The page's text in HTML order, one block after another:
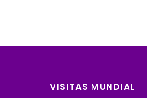
VISITAS MUNDIAL